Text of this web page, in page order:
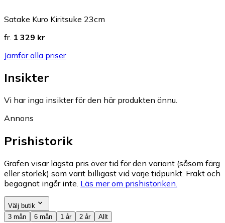
Satake Kuro Kiritsuke 23cm
fr. 1 329 kr
Jämför alla priser
Insikter
Vi har inga insikter för den här produkten ännu.
Annons
Prishistorik
Grafen visar lägsta pris över tid för den variant (såsom färg
eller storlek) som varit billigast vid varje tidpunkt. Frakt och
begagnat ingår inte. Läs mer om prishistoriken.
Välj butik
3 mån
6 mån 1 år 2 år Allt